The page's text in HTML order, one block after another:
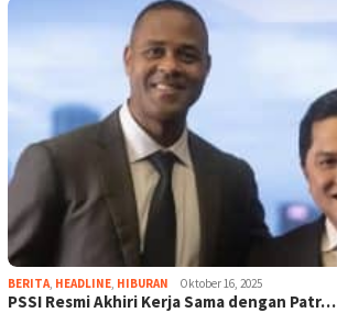
BERITA HEADLINE HIBURAN Oktober 16, 2025
PSSI Resmi Akhiri Kerja Sama dengan Patr…